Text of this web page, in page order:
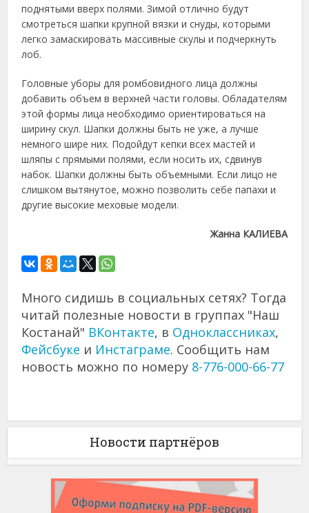
поднятыми вверх полями. Зимой отлично будут
смотреться шапки крупной вязки и снуды, которыми
легко замаскировать массивные скулы и подчеркнуть
лоб.
Головные уборы для ромбовидного лица должны
добавить объем в верхней части головы. Обладателям
этой формы лица необходимо ориентироваться на
ширину скул. Шапки должны быть не уже, а лучше
немного шире них. Подойдут кепки всех мастей и
шляпы с прямыми полями, если носить их, сдвинув
набок. Шапки должны быть объемными. Если лицо не
слишком вытянутое, можно позволить себе папахи и
другие высокие меховые модели.
Жанна КАЛИЕВА
Много сидишь в социальных сетях? Тогда
читай полезные новости в группах "Наш
Костанай" ВКонтакте, в Одноклассниках,
Фейсбуке и Инстаграме. Сообщить нам
новость можно по номеру 8-776-000-66-77
Новости партнёров